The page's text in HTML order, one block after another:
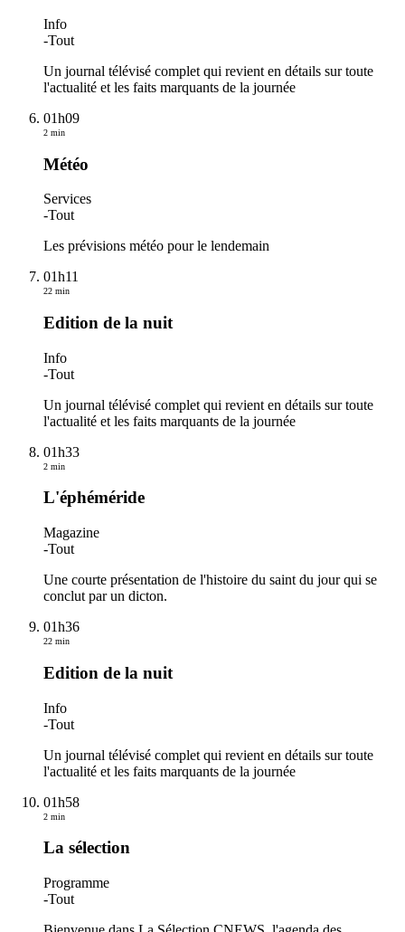
Info
-Tout
Un journal télévisé complet qui revient en détails sur toute
l'actualité et les faits marquants de la journée
01h09
2 min
Météo
Services
-Tout
Les prévisions météo pour le lendemain
01h11
22 min
Edition de la nuit
Info
-Tout
Un journal télévisé complet qui revient en détails sur toute
l'actualité et les faits marquants de la journée
01h33
2 min
L'éphéméride
Magazine
-Tout
Une courte présentation de l'histoire du saint du jour qui se
conclut par un dicton.
01h36
22 min
Edition de la nuit
Info
-Tout
Un journal télévisé complet qui revient en détails sur toute
l'actualité et les faits marquants de la journée
01h58
2 min
La sélection
Programme
-Tout